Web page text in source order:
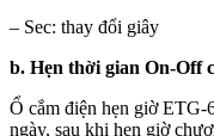
– Sec: thay đổi giây
b. Hẹn thời gian On-Off
Ổ cắm điện hẹn giờ ETG-
ngày, sau khi hẹn giờ